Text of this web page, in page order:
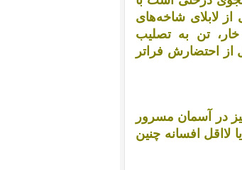
از لابلای شاخه‌های
تن به تصلیب
از احتضارش فراتر
در آسمان مسرور
افسانه چنین